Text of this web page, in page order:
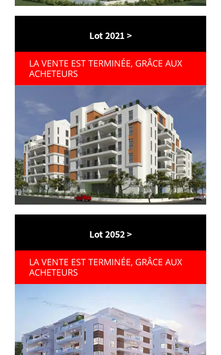
Lot 2021 >
LA VENTE EST TERMINÉE, GRÂCE AUX
ACHETEURS
Lot 2052 >
LA VENTE EST TERMINÉE, GRÂCE AUX
ACHETEURS